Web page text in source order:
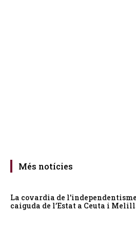
Més notícies
La covardia de
caiguda de l’Estat a Ceuta i